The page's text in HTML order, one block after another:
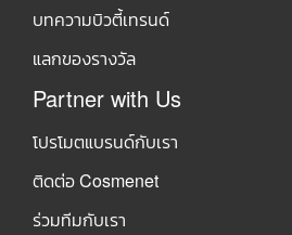
บทความบิวตี้เทรนด์
แลกของรางวัล
Partner with Us
โปรโมตแบรนด์กับเรา
ติดต่อ Cosmenet
ร่วมทีมกับเรา